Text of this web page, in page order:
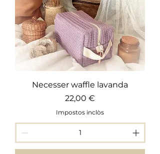
Necesser waffle lavanda
Preu
22,00 €
Impostos inclòs